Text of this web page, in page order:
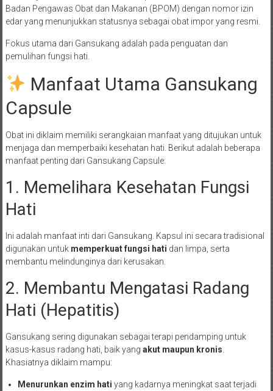
Badan Pengawas Obat dan Makanan (BPOM) dengan nomor izin
edar yang menunjukkan statusnya sebagai obat impor yang resmi.
Fokus utama dari Gansukang adalah pada penguatan dan
pemulihan fungsi hati.
Manfaat Utama Gansukang
Capsule
Obat ini diklaim memiliki serangkaian manfaat yang ditujukan untuk
menjaga dan memperbaiki kesehatan hati. Berikut adalah beberapa
manfaat penting dari Gansukang Capsule:
1. Memelihara Kesehatan Fungsi
Hati
Ini adalah manfaat inti dari Gansukang. Kapsul ini secara tradisional
digunakan untuk memperkuat fungsi hati dan limpa, serta
membantu melindunginya dari kerusakan.
2. Membantu Mengatasi Radang
Hati (Hepatitis)
Gansukang sering digunakan sebagai terapi pendamping untuk
kasus-kasus radang hati, baik yang akut maupun kronis
Khasiatnya diklaim mampu:
Menurunkan enzim hati yang kadarnya meningkat saat terjadi